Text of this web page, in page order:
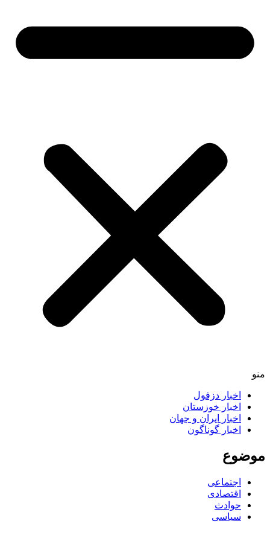
اخبار دزفول
اخبار خوزستان
اخبار ایران و جهان
اخبار گوناگون
اجتماعی
اقتصادی
حوادث
سیاسی